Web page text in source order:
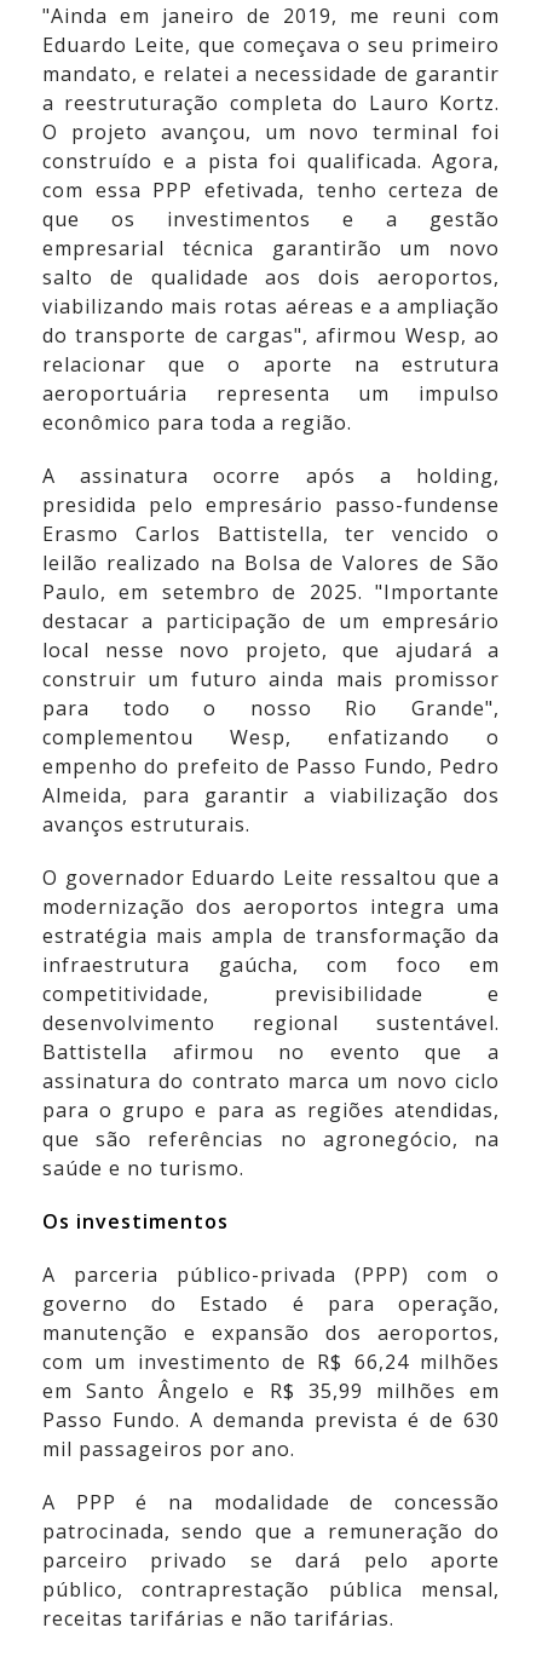
"Ainda em janeiro de 2019, me reuni com
Eduardo Leite, que começava o seu primeiro
mandato, e relatei a necessidade de garantir
a reestruturação completa do Lauro Kortz.
O projeto avançou, um novo terminal foi
construído e a pista foi qualificada. Agora,
com essa PPP efetivada, tenho certeza de
que os investimentos e a gestão
empresarial técnica garantirão um novo
salto de qualidade aos dois aeroportos,
viabilizando mais rotas aéreas e a ampliação
do transporte de cargas", afirmou Wesp, ao
relacionar que o aporte na estrutura
aeroportuária representa um impulso
econômico para toda a região.
A assinatura ocorre após a holding,
presidida pelo empresário passo-fundense
Erasmo Carlos Battistella, ter vencido o
leilão realizado na Bolsa de Valores de São
Paulo, em setembro de 2025. "Importante
destacar a participação de um empresário
local nesse novo projeto, que ajudará a
construir um futuro ainda mais promissor
para todo o nosso Rio Grande",
complementou Wesp, enfatizando o
empenho do prefeito de Passo Fundo, Pedro
Almeida, para garantir a viabilização dos
avanços estruturais.
O governador Eduardo Leite ressaltou que a
modernização dos aeroportos integra uma
estratégia mais ampla de transformação da
infraestrutura gaúcha, com foco em
competitividade, previsibilidade e
desenvolvimento regional sustentável.
Battistella afirmou no evento que a
assinatura do contrato marca um novo ciclo
para o grupo e para as regiões atendidas,
que são referências no agronegócio, na
saúde e no turismo.
Os investimentos
A parceria público-privada (PPP) com o
governo do Estado é para operação,
manutenção e expansão dos aeroportos,
com um investimento de R$ 66,24 milhões
em Santo Ângelo e R$ 35,99 milhões em
Passo Fundo. A demanda prevista é de 630
mil passageiros por ano.
A PPP é na modalidade de concessão
patrocinada, sendo que a remuneração do
parceiro privado se dará pelo aporte
público, contraprestação pública mensal,
receitas tarifárias e não tarifárias.